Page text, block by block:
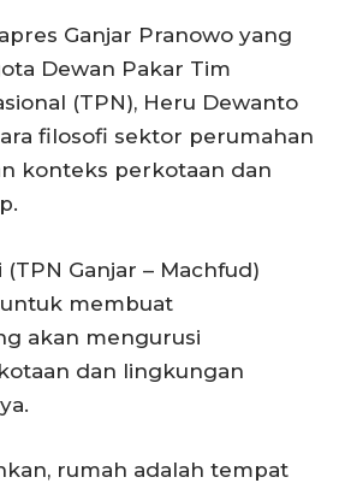
Ganjar Pranowo yang
Dewan Pakar Tim
(TPN), Heru Dewanto
filosofi sektor perumahan
konteks perkotaan dan
(TPN Ganjar – Machfud)
membuat
akan mengurusi
dan lingkungan
rumah adalah tempat